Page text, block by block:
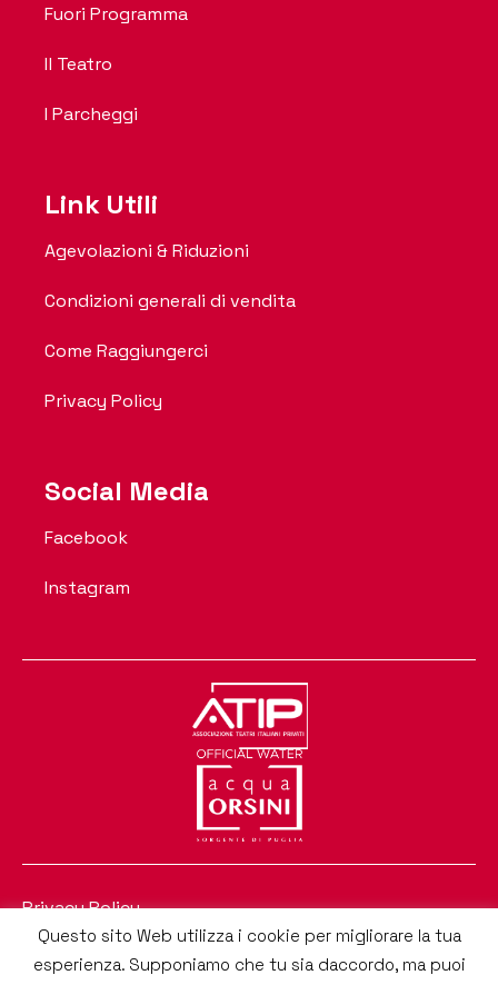
Fuori Programma
Il Teatro
I Parcheggi
Link Utili
Agevolazioni & Riduzioni
Condizioni generali di vendita
Come Raggiungerci
Privacy Policy
Social Media
Facebook
Instagram
Privacy Policy
Progettato & Sviluppato da e.RATIO soluzioni software
Questo sito Web utilizza i cookie per migliorare la tua
esperienza. Supponiamo che tu sia daccordo, ma puoi